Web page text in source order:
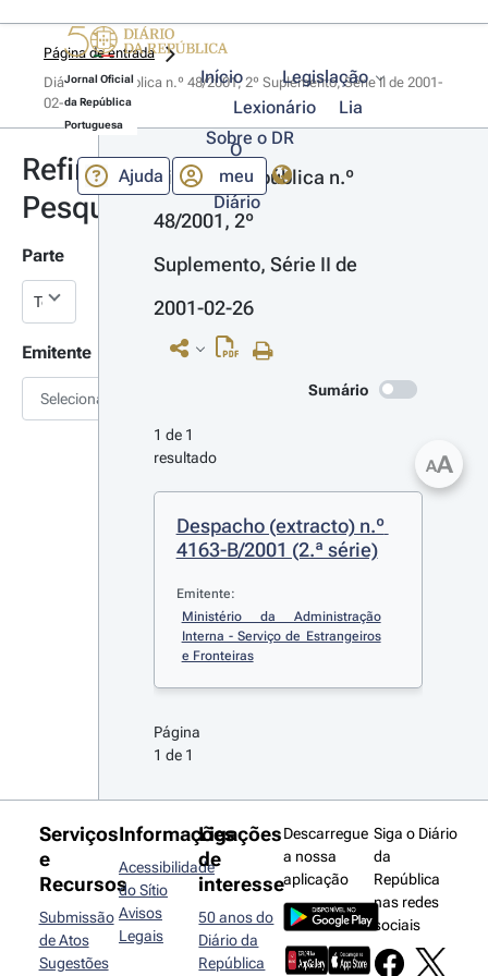
Jornal Oficial
da República
Portuguesa
Início
Legislação
Lexionário
Lia
Sobre o DR
Ajuda
O
meu
Diário
Página de entrada
Diário da República n.º 48/2001, 2º Suplemento, Série II de 2001-
02-26
Refinar
Pesquisa
Parte
Emitente
Selecionar
Diário da República n.º
48/2001, 2º
Suplemento, Série II de
2001-02-26
Sumário
1 de 1
resultado
Despacho (extracto) n.º
4163-B/2001 (2.ª série)
Emitente:
Ministério da Administração
Interna - Serviço de Estrangeiros
e Fronteiras
Página
1 de 1
AA
Serviços
e
Recursos
Submissão
de Atos
Sugestões
Informações
Acessibilidade
do Sítio
Avisos
Legais
Ligações
de
interesse
50 anos do
Diário da
República
Descarregue
a nossa
aplicação
Siga o Diário
da
República
nas redes
sociais